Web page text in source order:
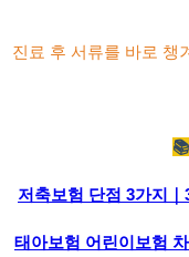
진료 후 서류를 바로 챙
저축보험 단점 3가지
태아보험 어린이보험